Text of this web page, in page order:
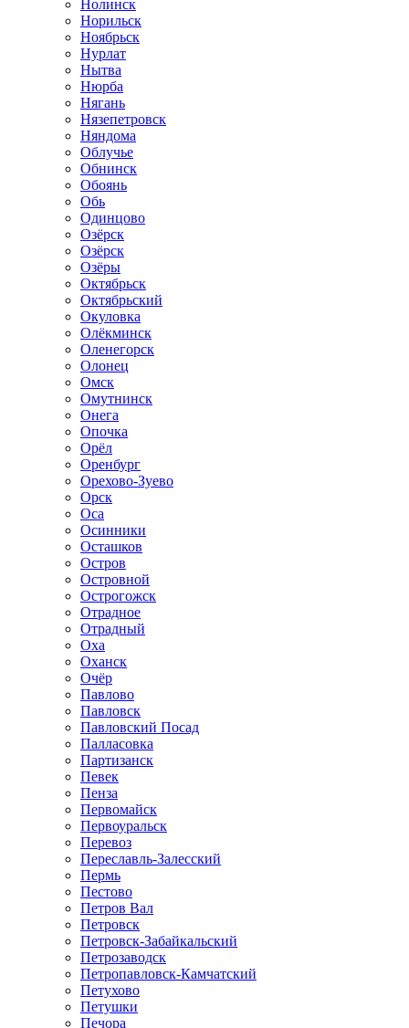
Нолинск
Норильск
Ноябрьск
Нурлат
Нытва
Нюрба
Нягань
Нязепетровск
Няндома
Облучье
Обнинск
Обоянь
Обь
Одинцово
Озёрск
Озёрск
Озёры
Октябрьск
Октябрьский
Окуловка
Олёкминск
Оленегорск
Олонец
Омск
Омутнинск
Онега
Опочка
Орёл
Оренбург
Орехово-Зуево
Орск
Оса
Осинники
Осташков
Остров
Островной
Острогожск
Отрадное
Отрадный
Оха
Оханск
Очёр
Павлово
Павловск
Павловский Посад
Палласовка
Партизанск
Певек
Пенза
Первомайск
Первоуральск
Перевоз
Переславль-Залесский
Пермь
Пестово
Петров Вал
Петровск
Петровск-Забайкальский
Петрозаводск
Петропавловск-Камчатский
Петухово
Петушки
Печора